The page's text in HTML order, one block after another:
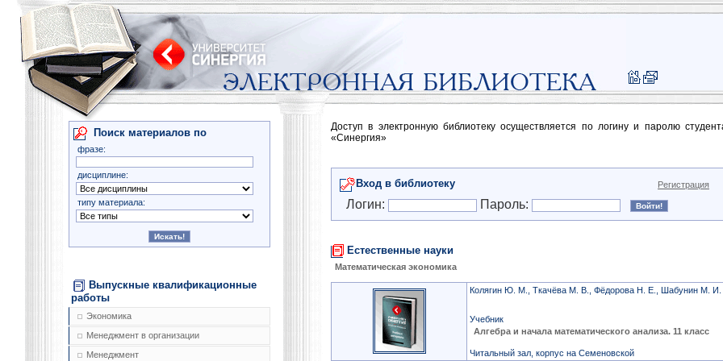
Поиск материалов по
фразе:
дисциплине:
типу материала:
Выпускные квалификационные
работы
Экономика
Менеджмент в организации
Менеджмент
Доступ в электронную библиотеку осуществляется по логину и паролю
«Синергия»
Вход в библиотеку Регистрация
Логин: Пароль:
Естественные науки
Математическая экономика
Колягин Ю. М., Ткачёва М. В., Фёдорова Н. Е., Шабунин М. И.
Учебник
Алгебра и начала математического анализа. 11 класс
Читальный зал, корпус на Семеновской